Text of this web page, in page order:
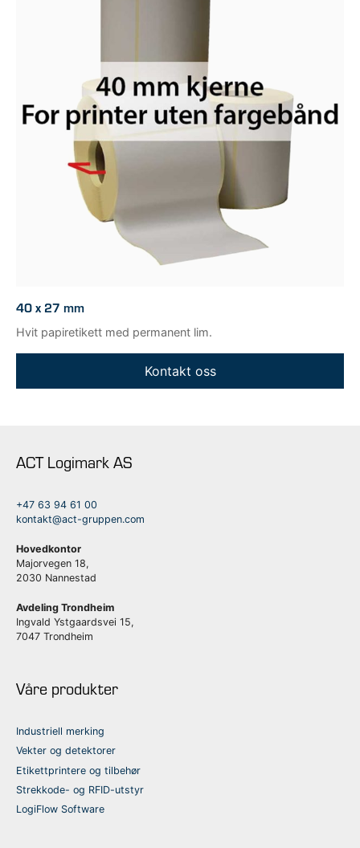
40 x 27 mm
Hvit papiretikett med permanent lim.
Kontakt oss
ACT Logimark AS
+47 63 94 61 00
kontakt@act-gruppen.com
Hovedkontor
Majorvegen 18,
2030 Nannestad
Avdeling Trondheim
Ingvald Ystgaardsvei 15,
7047 Trondheim
Våre produkter
Industriell merking
Vekter og detektorer
Etikettprintere og tilbehør
Strekkode- og RFID-utstyr
LogiFlow Software